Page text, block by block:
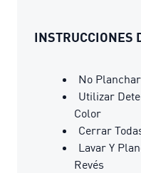
INSTRUCCIONES
No
Utilizar
Color
Cerrar
Lavar Y
Revés